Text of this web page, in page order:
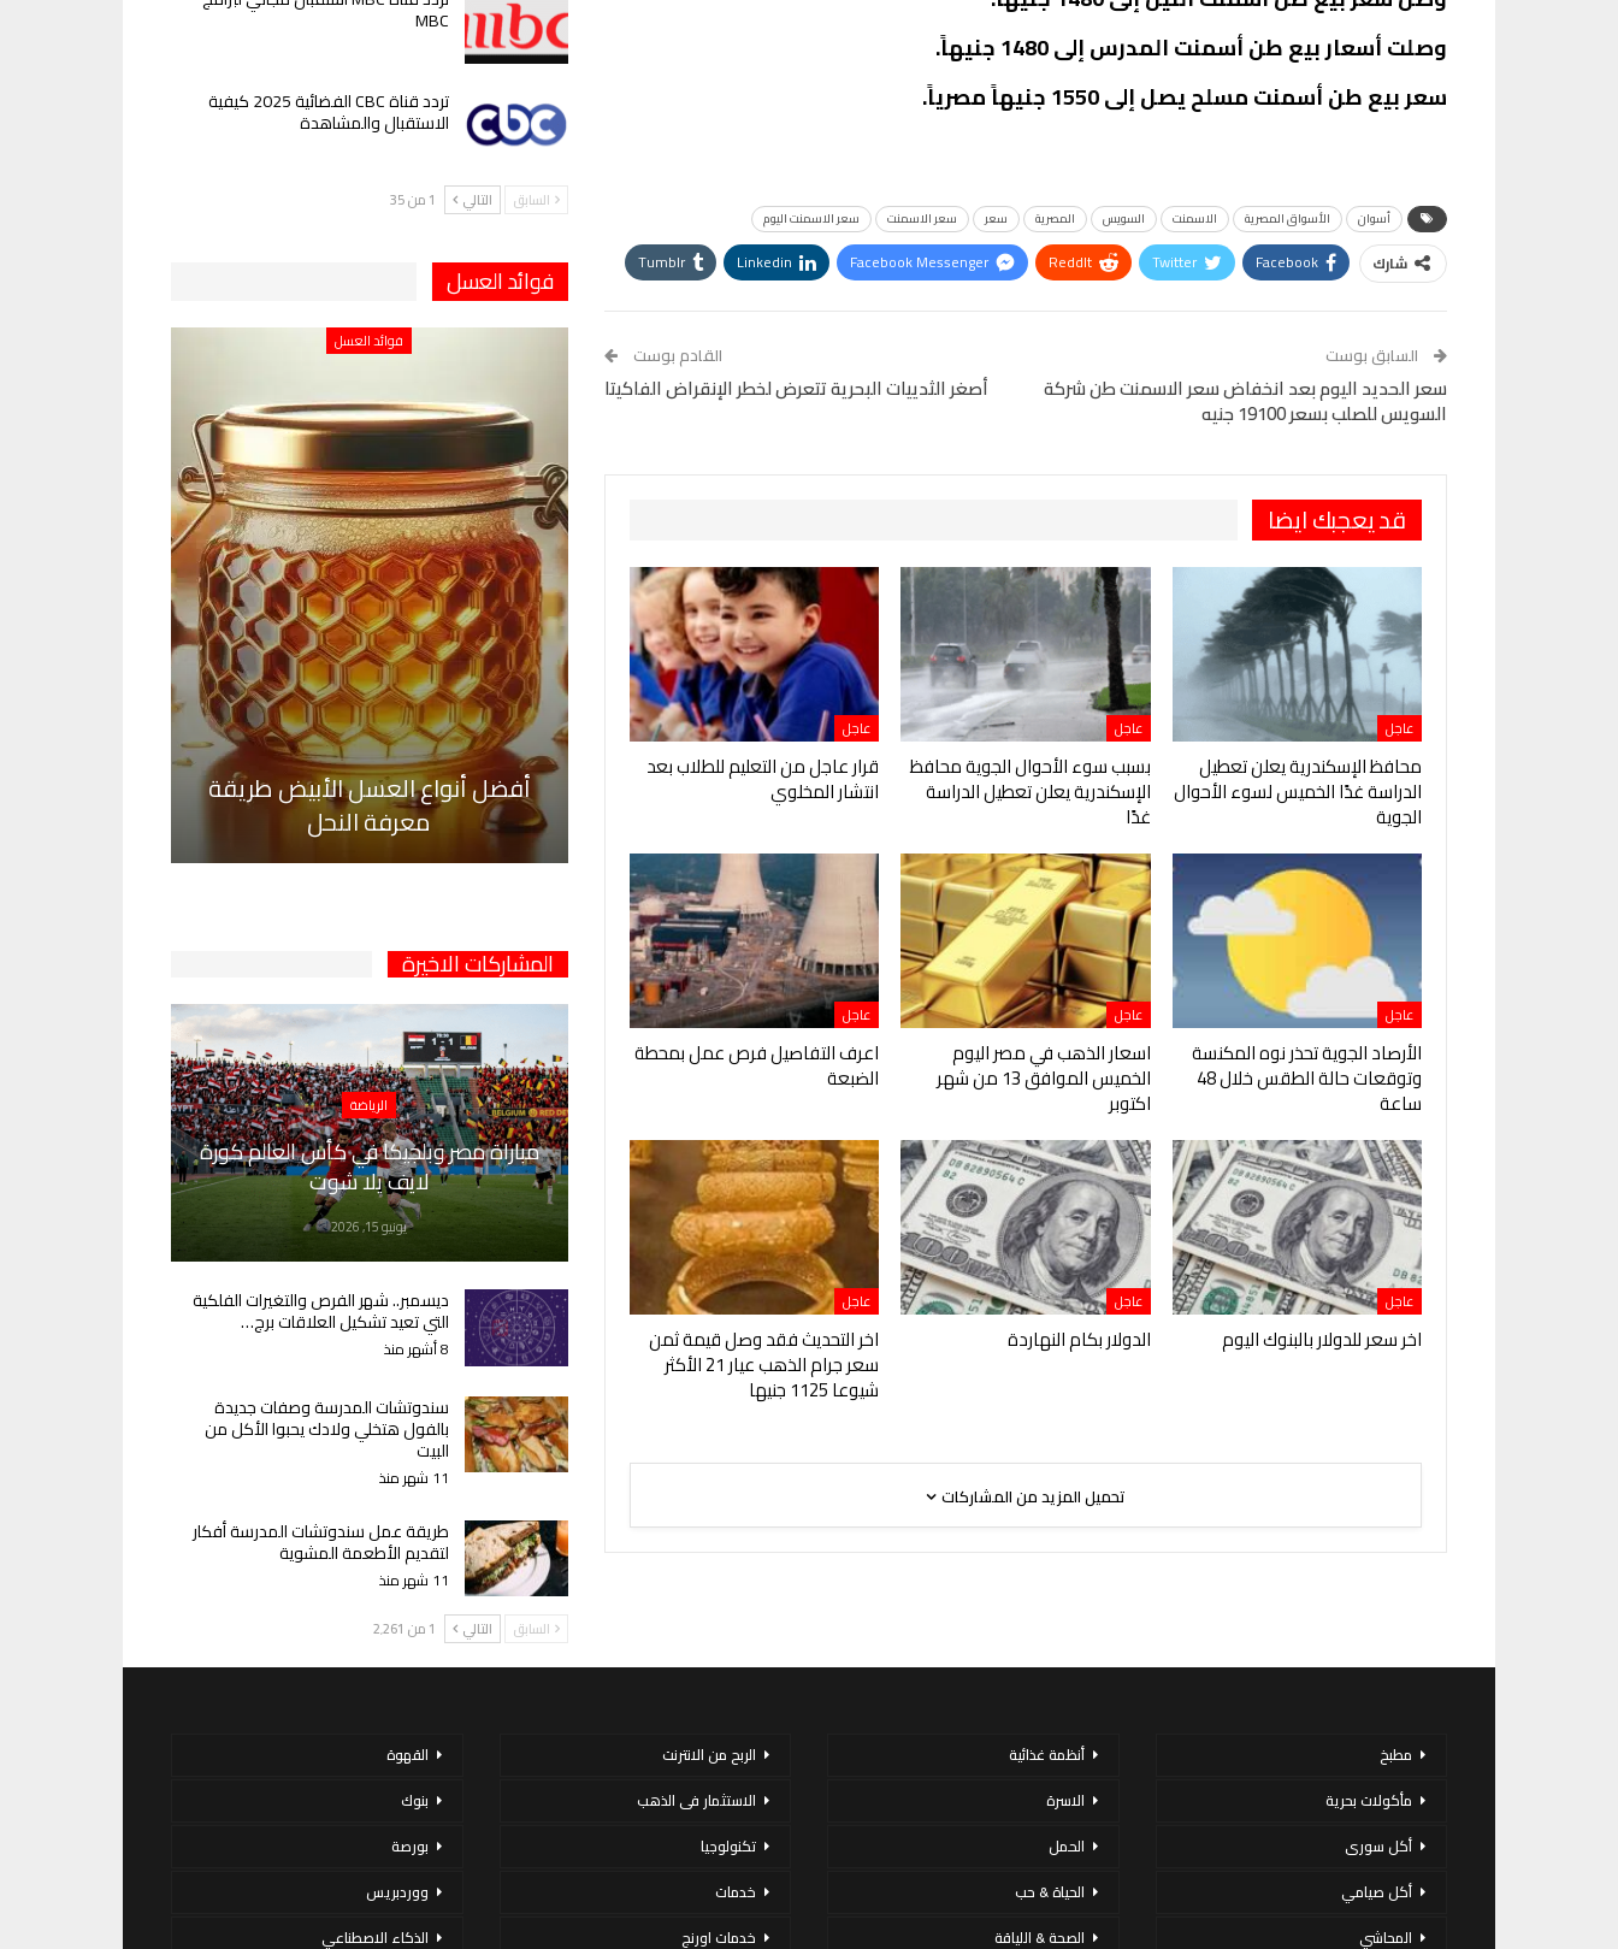
وصلت أسعار بيع طن أسمنت المدرس إلى 1480 جنيهاً.
سعر بيع طن أسمنت مسلح يصل إلى 1550 جنيهاً مصرياً.
أسوان الأسواق المصرية الاسمنت السويس المصرية سعر سعر الاسمنت سعر الاسمنت اليوم
شارك Facebook
Twitter
ReddIt
Facebook Messenger
Linkedin
Tumblr
OK.ru
السابق بوست
سعر الحديد اليوم بعد انخفاض سعر الاسمنت طن شركة
السويس للصلب بسعر 19100 جنيه
القادم بوست
أصغر الثدييات البحرية تتعرض لخطر الإنقراض الفاكيتا
قد يعجبك ايضا
عاجل
محافظ الإسكندرية يعلن تعطيل
الدراسة غدًا الخميس لسوء الأحوال
الجوية
عاجل
بسبب سوء الأحوال الجوية محافظ
الإسكندرية يعلن تعطيل الدراسة
غدًا
عاجل
قرار عاجل من التعليم للطلاب بعد
انتشار المخلوي
عاجل
الأرصاد الجوية تحذر نوه المكنسة
وتوقعات حالة الطقس خلال 48
ساعة
عاجل
اسعار الذهب في مصر اليوم
الخميس الموافق 13 من شهر
اكتوبر
عاجل
اعرف التفاصيل فرص عمل بمحطة
الضبعة
عاجل
اخر سعر للدولار بالبنوك اليوم
عاجل
الدولار بكام النهاردة
عاجل
اخر التحديث فقد وصل قيمة ثمن
سعر جرام الذهب عيار 21 الأكثر
شيوعا 1125 جنيها
تحميل المزيد من المشاركات
MBC
تردد قناة CBC الفضائية 2025 كيفية
الاستقبال والمشاهدة
السابق التالي 1 من 35
فوائد العسل
فوائد العسل
أفضل أنواع العسل الأبيض طريقة
معرفة النحل
المشاركات الاخيرة
الرياضة
مباراة مصر وبلجيكا في كأس العالم كورة
لايف يلا شوت
يونيو 15, 2026
ديسمبر.. شهر الفرص والتغيرات الفلكية
التي تعيد تشكيل العلاقات برج…
8 أشهر منذ
سندوتشات المدرسة وصفات جديدة
بالفول هتخلي ولادك يحبوا الأكل من
البيت
11 شهر منذ
طريقة عمل سندوتشات المدرسة أفكار
لتقديم الأطعمة المشوية
11 شهر منذ
السابق التالي 1 من 2٬261
مطبخ
مأكولات بحرية
أكل سورى
أكل صيامي
المحاشي
أنظمة غذائية
الاسرة
الحمل
الحياة & حب
الصحة & اللياقة
الربح من الانترنت
الاستثمار فى الذهب
تكنولوجيا
خدمات
خدمات اورنج
القهوة
بنوك
بورصة
ووردبريس
الذكاء الاصطناعي